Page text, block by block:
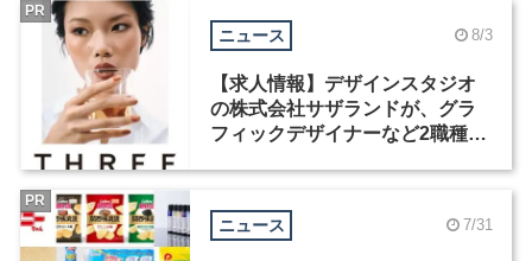
ニュース 8/3
【求人情報】デザインスタジオ
の株式会社サザランドが、グラ
フィックデザイナーなど2職種を
PR
ニュース 7/31
PR